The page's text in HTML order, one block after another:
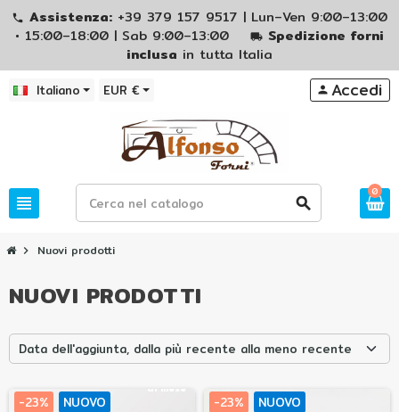
phone Assistenza: +39 379 157 9517 | Lun–Ven 9:00–13:00
• 15:00–18:00 | Sab 9:00–13:00
local_shipping Spedizione forni
inclusa in tutta Italia
Italiano EUR €
view_headline search
person Accedi
0
chevron_right Nuovi prodotti
NUOVI PRODOTTI
Data dell'aggiunta, dalla più recente alla meno recente
-23% NUOVO
Tuo
con
-23% NUOVO